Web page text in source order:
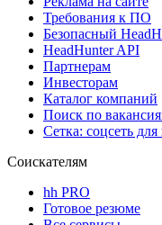
Требования к ПО
Безопасный
HeadHunter API
Партнерам
Инвесторам
Каталог компаний
Поиск по
Сетка: соцсеть
Соискателям
hh PRO
Готовое резюме